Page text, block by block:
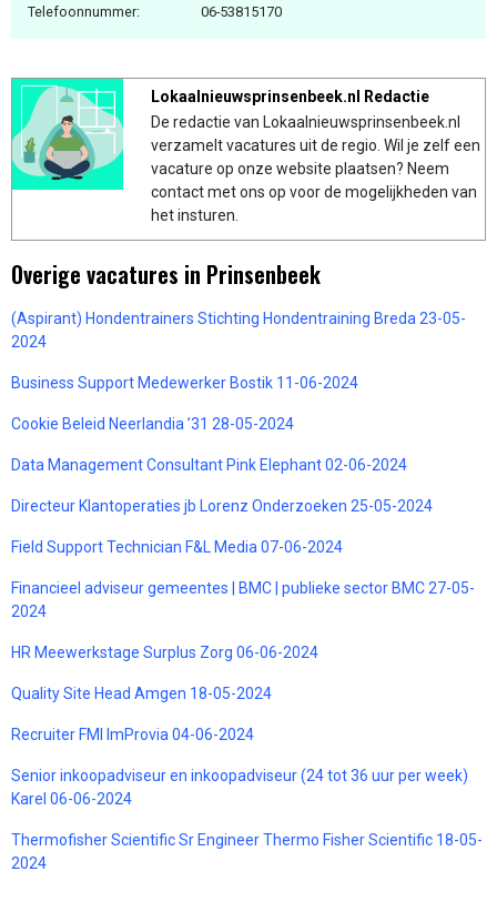
Telefoonnummer: 06-53815170
Lokaalnieuwsprinsenbeek.nl Redactie
De redactie van Lokaalnieuwsprinsenbeek.nl
verzamelt vacatures uit de regio. Wil je zelf een
vacature op onze website plaatsen? Neem
contact met ons op voor de mogelijkheden van
het insturen.
Overige vacatures in Prinsenbeek
(Aspirant) Hondentrainers Stichting Hondentraining Breda 23-05-
2024
Business Support Medewerker Bostik 11-06-2024
Cookie Beleid Neerlandia ’31 28-05-2024
Data Management Consultant Pink Elephant 02-06-2024
Directeur Klantoperaties jb Lorenz Onderzoeken 25-05-2024
Field Support Technician F&L Media 07-06-2024
Financieel adviseur gemeentes | BMC | publieke sector BMC 27-05-
2024
HR Meewerkstage Surplus Zorg 06-06-2024
Quality Site Head Amgen 18-05-2024
Recruiter FMI ImProvia 04-06-2024
Senior inkoopadviseur en inkoopadviseur (24 tot 36 uur per week)
Karel 06-06-2024
Thermofisher Scientific Sr Engineer Thermo Fisher Scientific 18-05-
2024